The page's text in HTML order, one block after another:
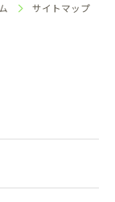
サイトマップ